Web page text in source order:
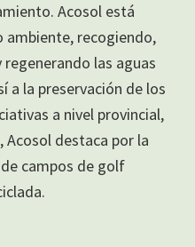
Acosol está
recogiendo,
las aguas
a la preservación de los
a nivel provincial,
Acosol destaca por la
campos de golf